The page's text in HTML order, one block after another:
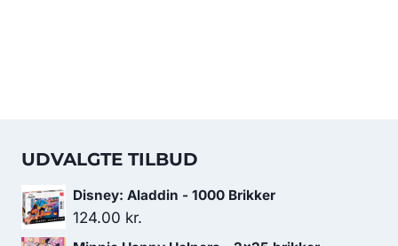
UDVALGTE TILBUD
Disney: Aladdin - 1000 Brikker
124.00 kr.